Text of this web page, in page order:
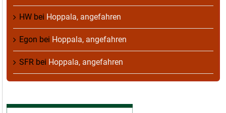
HW bei Hoppala, angefahren
Egon bei Hoppala, angefahren
SFR bei Hoppala, angefahren